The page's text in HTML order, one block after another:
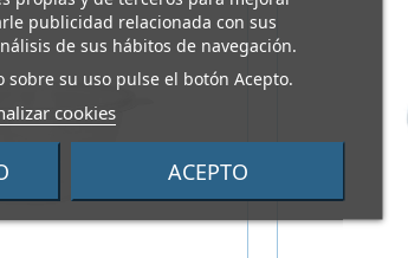
publicidad relacionada con sus
de sus hábitos de navegación.
sobre su uso pulse el botón Acepto.
cookies
ACEPTO